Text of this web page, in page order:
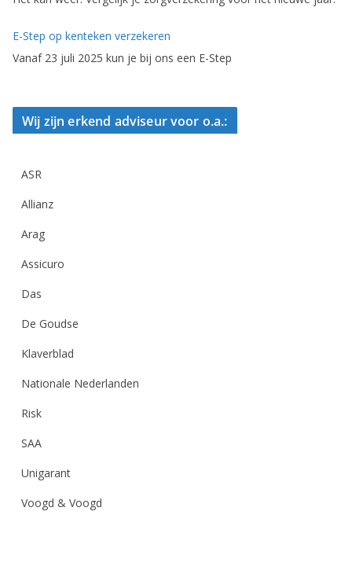
E-Step op kenteken verzekeren
Vanaf 23 juli 2025 kun je bij ons een E-Step
Wij zijn erkend adviseur voor o.a.:
ASR
Allianz
Arag
Assicuro
Das
De Goudse
Klaverblad
Nationale Nederlanden
Risk
SAA
Unigarant
Voogd & Voogd